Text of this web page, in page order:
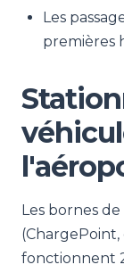
Les
premières
Les bornes
fonctionnent